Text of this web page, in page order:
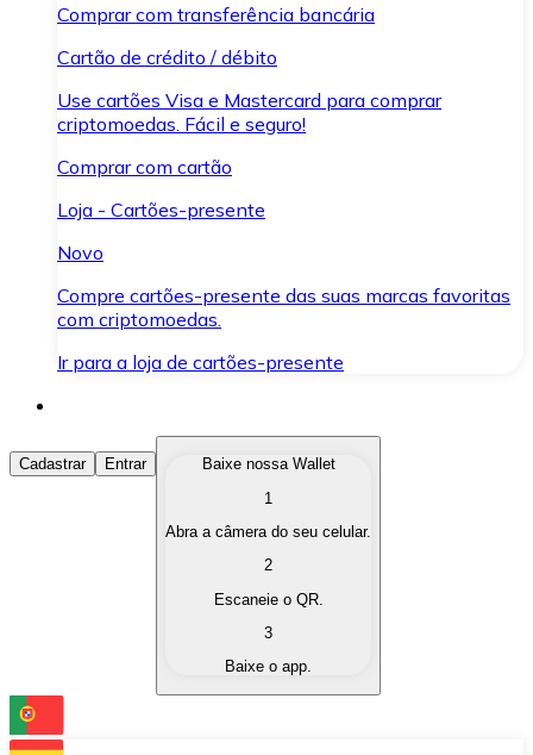
Comprar com transferência bancária
Cartão de crédito / débito
Use cartões Visa e Mastercard para comprar
criptomoedas. Fácil e seguro!
Comprar com cartão
Loja - Cartões-presente
Novo
Compre cartões-presente das suas marcas favoritas
com criptomoedas.
Ir para a loja de cartões-presente
Comprar Criptomoedas
Compre as criptomoedas de seu interesse de forma
Converta suas criptomoedas em moeda fiduciária
Troque uma criptomoeda por outra
Cadastrar Entrar
Baixe nossa Wallet
1
Abra a câmera do seu celular.
2
Escaneie o QR.
3
Baixe o app.